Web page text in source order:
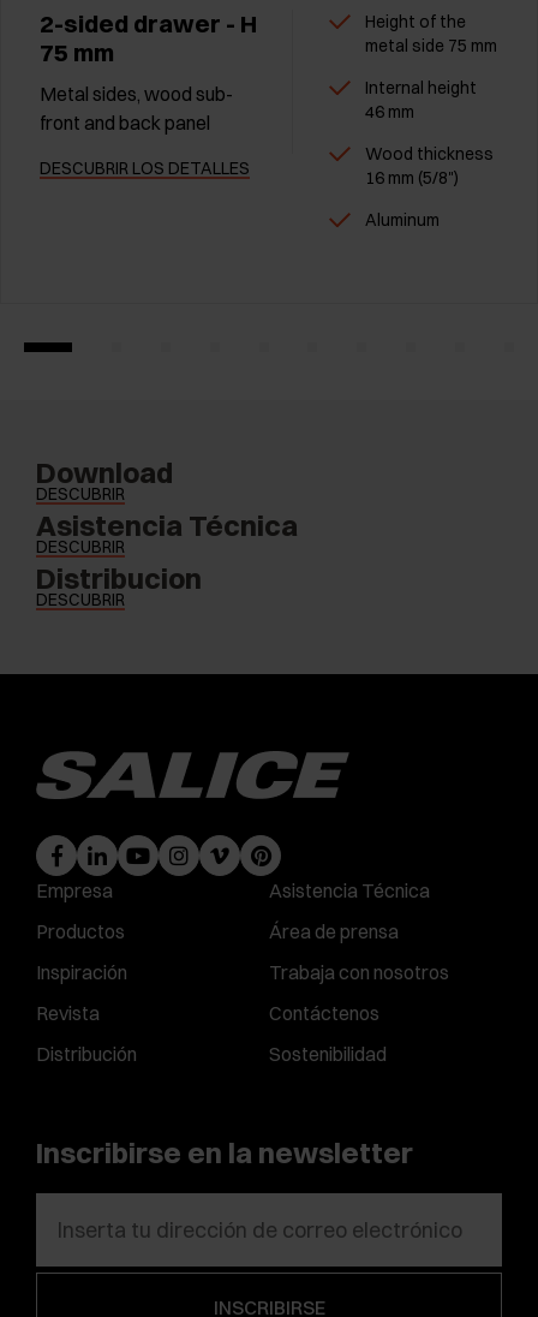
2-sided drawer - H
75 mm
Metal sides, wood sub-
front and back panel
DESCUBRIR LOS DETALLES
Height of the
metal side 75 mm
Internal height
46 mm
Wood thickness
16 mm (5/8")
Aluminum
Download
DESCUBRIR
Asistencia Técnica
DESCUBRIR
Distribucion
DESCUBRIR
Empresa
Productos
Inspiración
Revista
Distribución
Asistencia Técnica
Área de prensa
Trabaja con nosotros
Contáctenos
Sostenibilidad
Inscribirse en la newsletter